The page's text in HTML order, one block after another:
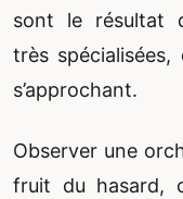
sont le résultat
très spécialisées,
s’approchant.
Observer une
fruit du hasard,